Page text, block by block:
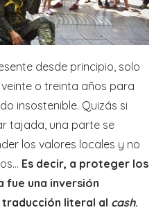
desde principio, solo
o treinta años para
insostenible. Quizás si
tajada, una parte se
los valores locales y no
Es decir, a proteger los
fue una inversión
literal al cash.